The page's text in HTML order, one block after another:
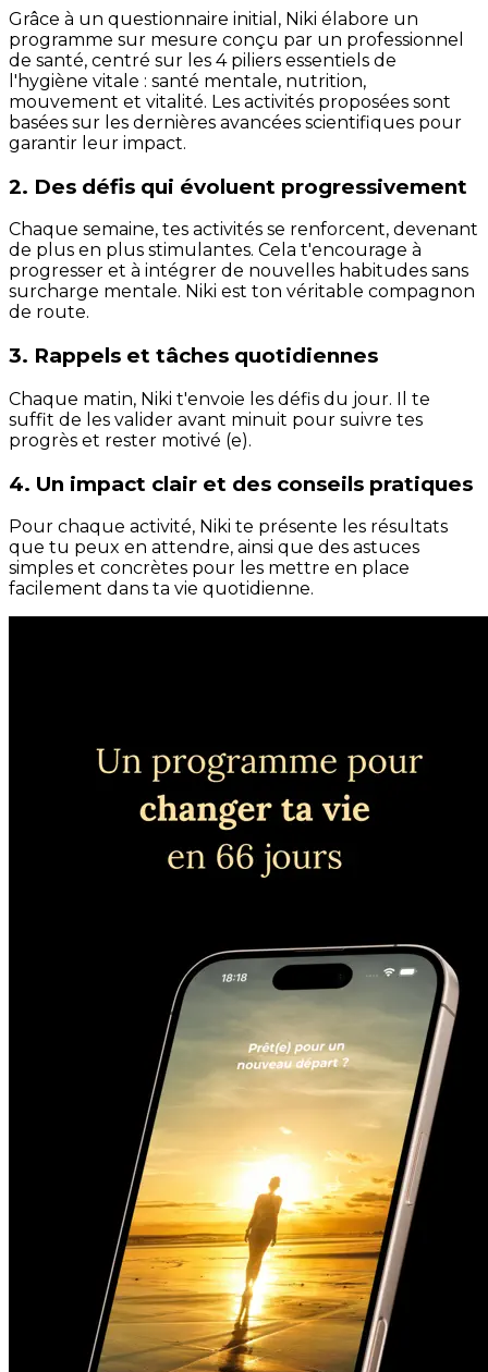
Grâce à un questionnaire initial, Niki élabore un
programme sur mesure conçu par un professionnel
de santé, centré sur les 4 piliers essentiels de
l'hygiène vitale : santé mentale, nutrition,
mouvement et vitalité. Les activités proposées sont
basées sur les dernières avancées scientifiques pour
garantir leur impact.
2. Des défis qui évoluent progressivement
Chaque semaine, tes activités se renforcent, devenant
de plus en plus stimulantes. Cela t'encourage à
progresser et à intégrer de nouvelles habitudes sans
surcharge mentale. Niki est ton véritable compagnon
de route.
3. Rappels et tâches quotidiennes
Chaque matin, Niki t'envoie les défis du jour. Il te
suffit de les valider avant minuit pour suivre tes
progrès et rester motivé (e).
4. Un impact clair et des conseils pratiques
Pour chaque activité, Niki te présente les résultats
que tu peux en attendre, ainsi que des astuces
simples et concrètes pour les mettre en place
facilement dans ta vie quotidienne.